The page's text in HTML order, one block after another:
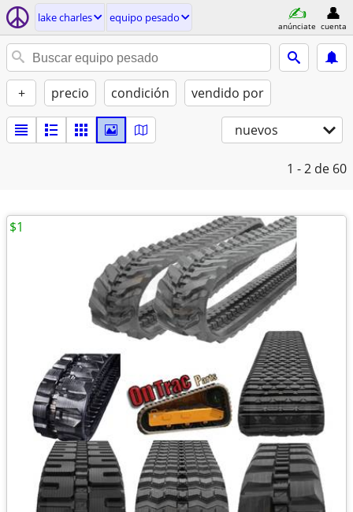
lake charles equipo pesado
anúnciate cuenta
+ precio condición vendido por
nuevos
1 - 2 de 60
$1